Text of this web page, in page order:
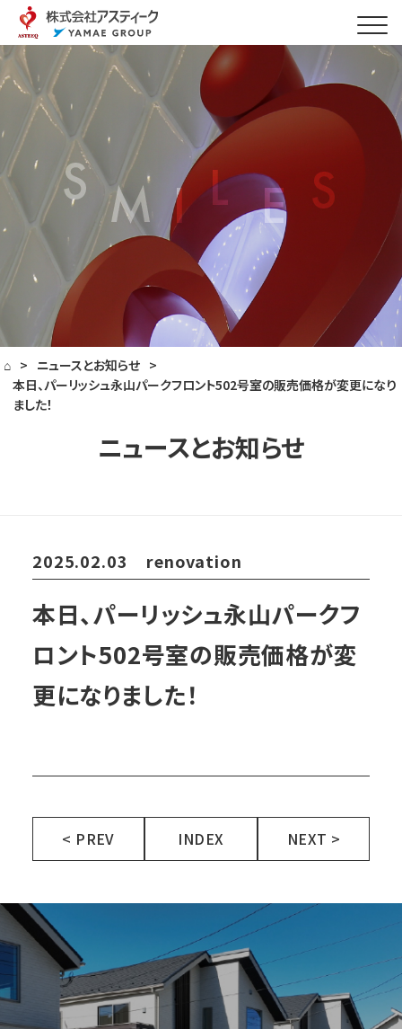
⌂ > ニュースとお知らせ >
本日、パーリッシュ永山パークフロント502号室の販売価格が変更になり
ました！
ニュースとお知らせ
2025.02.03 renovation
本日、パーリッシュ永山パークフ
ロント502号室の販売価格が変
更になりました！
< PREV INDEX NEXT >